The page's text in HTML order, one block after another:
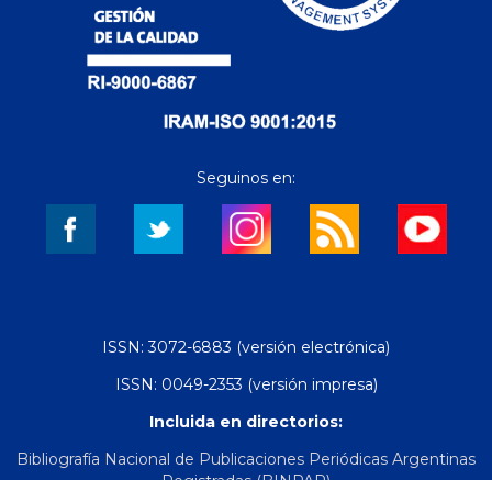
Seguinos en:
ISSN: 3072-6883 (versión electrónica)
ISSN: 0049-2353 (versión impresa)
Incluida en directorios:
Bibliografía Nacional de Publicaciones Periódicas Argentinas